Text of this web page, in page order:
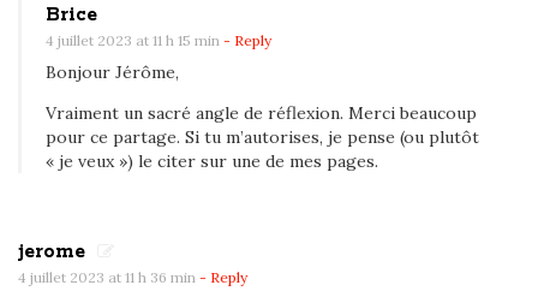
L
h
e
Brice
4 juillet 2023 at 11 h 15 min - Reply
Bonjour Jérôme,
Vraiment un sacré angle de réflexion. Merci beaucoup
pour ce partage. Si tu m’autorises, je pense (ou plutôt
« je veux ») le citer sur une de mes pages.
jerome
4 juillet 2023 at 11 h 36 min - Reply